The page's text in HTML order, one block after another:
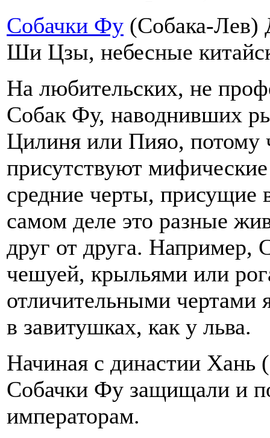
Собачки Фу (Собака-Лев)
Ши Цзы, небесные
На любительских, не
Собак Фу, наводнивших
Цилиня или Пияо, потому
присутствуют
средние черты,
самом деле это разные
друг от друга.
чешуей, крыльями или
отличительными чертами
в завитушках, как у льва.
Начиная с династии Хань
Собачки Фу защищали и
императорам.